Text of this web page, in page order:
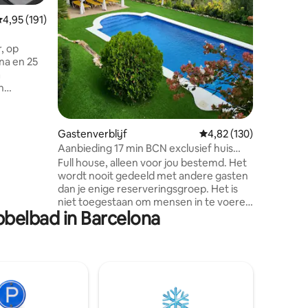
beoordeling van 4,95 op 5, 191 recensies
4,95 (191)
op
en 25
op het
Gastenverblijf Gemiddelde
4,82 (130)
Aanbieding 17 min BCN exclusief huis
voor jou Strand 9km
Full house, alleen voor jou bestemd. Het
wordt nooit gedeeld met andere gasten
dan je enige reserveringsgroep. Het is
niet toegestaan om mensen in te voeren
die niet eerder zijn geregistreerd bij het
maken van hun reservering. Bijgevoegd
Montmeló. Rustige omgeving op 9 km
in Barcelona